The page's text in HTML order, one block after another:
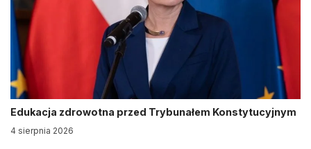
Edukacja zdrowotna przed Trybunałem Konstytucyjnym
4 sierpnia 2026